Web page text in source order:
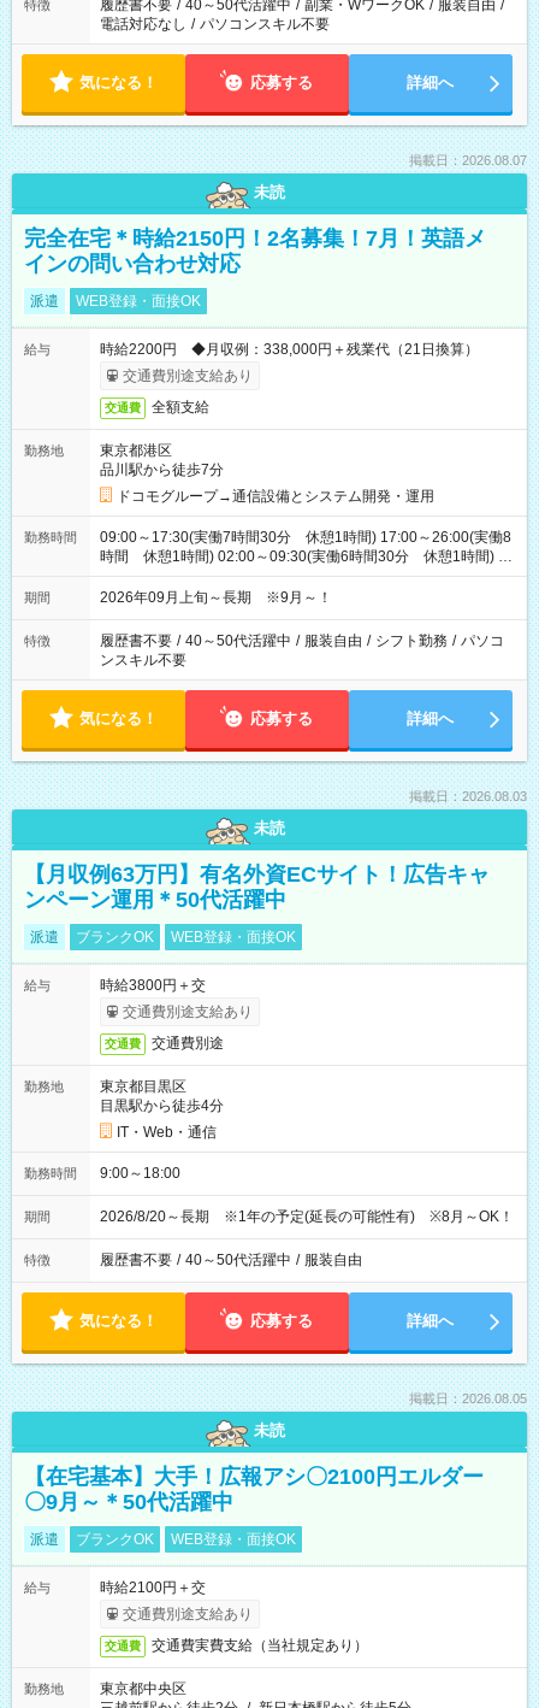
特徴 履歴書不要 / 40～50代活躍中 / 副業・WワークOK / 服装自由 /
電話対応なし / パソコンスキル不要
気になる！ 応募する 詳細へ
掲載日：2026.08.07
未読
完全在宅＊時給2150円！2名募集！7月！英語メ
インの問い合わせ対応
派遣 WEB登録・面接OK
給与
時給2200円 ◆月収例：338,000円＋残業代（21日換算）
交通費別途支給あり
交通費 全額支給
勤務地
東京都港区
品川駅から徒歩7分
ドコモグループ→通信設備とシステム開発・運用
勤務時間
09:00～17:30(実働7時間30分 休憩1時間) 17:00～26:00(実働8
時間 休憩1時間) 02:00～09:30(実働6時間30分 休憩1時間) ※
日勤は就業時間1/夜勤は就業時間2.3を連続で行って頂きます
期間 2026年09月上旬～長期 ※9月～！
特徴 履歴書不要 / 40～50代活躍中 / 服装自由 / シフト勤務 / パソコ
ンスキル不要
気になる！ 応募する 詳細へ
掲載日：2026.08.03
未読
【月収例63万円】有名外資ECサイト！広告キャ
ンペーン運用＊50代活躍中
派遣 ブランクOK WEB登録・面接OK
給与
時給3800円＋交
交通費別途支給あり
交通費 交通費別途
勤務地
東京都目黒区
目黒駅から徒歩4分
IT・Web・通信
勤務時間 9:00～18:00
期間 2026/8/20～長期 ※1年の予定(延長の可能性有) ※8月～OK！
特徴 履歴書不要 / 40～50代活躍中 / 服装自由
気になる！ 応募する 詳細へ
掲載日：2026.08.05
未読
【在宅基本】大手！広報アシ〇2100円エルダー
〇9月～＊50代活躍中
派遣 ブランクOK WEB登録・面接OK
給与
時給2100円＋交
交通費別途支給あり
交通費 交通費実費支給（当社規定あり）
勤務地
東京都中央区